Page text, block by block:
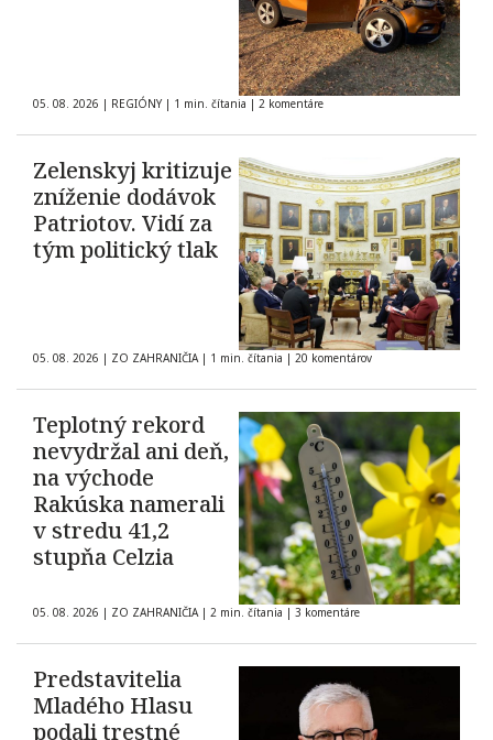
05. 08. 2026 | REGIÓNY | 1 min. čítania | 2 komentáre
Zelenskyj kritizuje
zníženie dodávok
Patriotov. Vidí za
tým politický tlak
05. 08. 2026 | ZO ZAHRANIČIA | 1 min. čítania | 20 komentárov
Teplotný rekord
nevydržal ani deň,
na východe
Rakúska namerali
v stredu 41,2
stupňa Celzia
05. 08. 2026 | ZO ZAHRANIČIA | 2 min. čítania | 3 komentáre
Predstavitelia
Mladého Hlasu
podali trestné